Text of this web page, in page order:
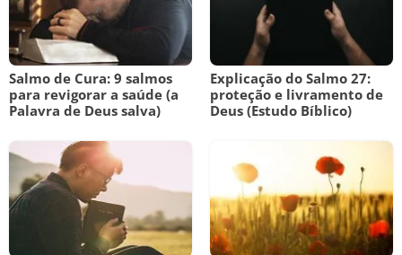
Salmo de Cura: 9 salmos
para revigorar a saúde (a
Palavra de Deus salva)
Explicação do Salmo 27:
proteção e livramento de
Deus (Estudo Bíblico)